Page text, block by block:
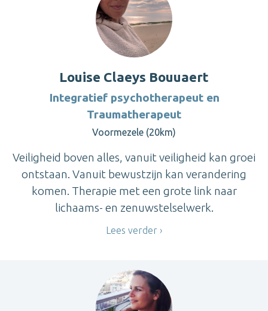
Louise Claeys Bouuaert
Integratief psychotherapeut en
Traumatherapeut
Voormezele (20km)
Veiligheid boven alles, vanuit veiligheid kan groei
ontstaan. Vanuit bewustzijn kan verandering
komen. Therapie met een grote link naar
lichaams- en zenuwstelselwerk.
Lees verder